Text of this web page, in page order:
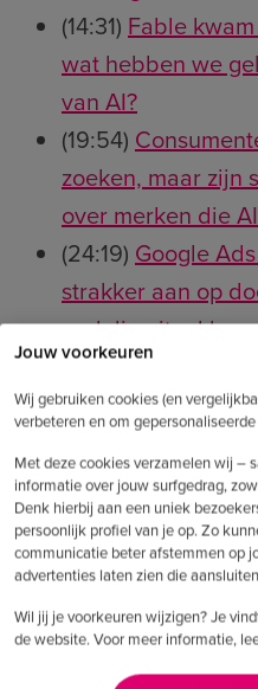
Jouw voorkeuren
Wij gebruiken cookies (en
verbeteren en om
Met deze cookies verzamelen wij –
informatie over jouw surfgedrag,
Denk hierbij aan een uniek
persoonlijk profiel van je op. Zo
communicatie beter afstemmen op
advertenties laten zien die
Wil jij je voorkeuren wijzigen? Je
de website. Voor meer informatie,
(14:31) Fable
wat hebben we
van AI?
(19:54)
zoeken, maar zijn
over merken die
(24:19) Google
strakker aan op
nadelig uitpakken
verouderd zijn
(26:13)TikTok
complete
prompt — maar
schaal?
(28:45)E-
2026 — en
pure online spelers
(30:21)First-party